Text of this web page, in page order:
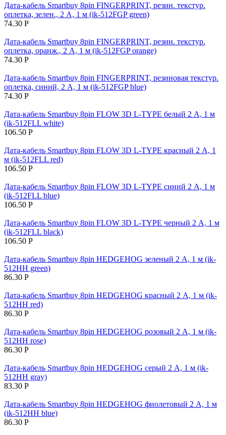
Дата-кабель Smartbuy 8pin FINGERPRINT, резин. текстур.
оплетка, зелен., 2 А, 1 м (ik-512FGP green)
74.30 Р
Дата-кабель Smartbuy 8pin FINGERPRINT, резин. текстур.
оплетка, оранж., 2 А, 1 м (ik-512FGP orange)
74.30 Р
Дата-кабель Smartbuy 8pin FINGERPRINT, резиновая текстур.
оплетка, синий, 2 А, 1 м (ik-512FGP blue)
74.30 Р
Дата-кабель Smartbuy 8pin FLOW 3D L-TYPE белый 2 А, 1 м
(ik-512FLL white)
106.50 Р
Дата-кабель Smartbuy 8pin FLOW 3D L-TYPE красный 2 А, 1
м (ik-512FLL red)
106.50 Р
Дата-кабель Smartbuy 8pin FLOW 3D L-TYPE синий 2 А, 1 м
(ik-512FLL blue)
106.50 Р
Дата-кабель Smartbuy 8pin FLOW 3D L-TYPE черный 2 А, 1 м
(ik-512FLL black)
106.50 Р
Дата-кабель Smartbuy 8pin HEDGEHOG зеленый 2 А, 1 м (ik-
512HH green)
86.30 Р
Дата-кабель Smartbuy 8pin HEDGEHOG красный 2 А, 1 м (ik-
512HH red)
86.30 Р
Дата-кабель Smartbuy 8pin HEDGEHOG розовый 2 А, 1 м (ik-
512HH rose)
86.30 Р
Дата-кабель Smartbuy 8pin HEDGEHOG серый 2 А, 1 м (ik-
512HH gray)
83.30 Р
Дата-кабель Smartbuy 8pin HEDGEHOG фиолетовый 2 А, 1 м
(ik-512HH blue)
86.30 Р